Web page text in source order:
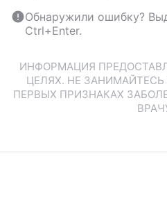
Обнаружили ошибку?
Ctrl+Enter.
ИНФОРМАЦИЯ
ЦЕЛЯХ. НЕ
ПЕРВЫХ ПРИЗНАКАХ